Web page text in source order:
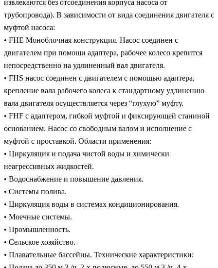
извлекаются без отсоединения корпуса насоса от
трубопровода). В зависимости от вида соединения двигателя с
муфтой насоса:
• FHE Моноблочная конструкция. Насос соединен с
двигателем при помощи адаптера, рабочее колесо крепится
непосредственно на удлиненный вал двигателя.
• FHS насос соединен с двигателем с помощью адаптера,
крепление вала рабочего колеса к стандартному удлинению
вала двигателя осуществляется через “глухую” муфту.
• FHF с адаптером, гибкой муфтой и фиксирующей станиной
основанием. Насос со свободным валом и исполнение с
муфтой с проставкой. Области применения:
• Циркуляция и подача чистой воды и химически
неагрессивных жидкостей.
• Водоснабжение и повышение давления.
• Системы полива.
• Циркуляция воды в системах кондиционирования.
• Моечные системы.
• Промышленность.
• Сельское хозяйство.
• Плавательные бассейны. Технические характеристики: